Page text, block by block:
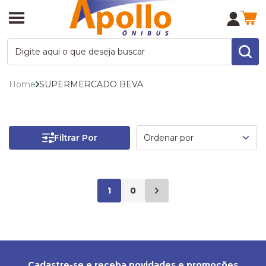
Home SUPERMERCADO BEVA
Filtrar Por
1 0